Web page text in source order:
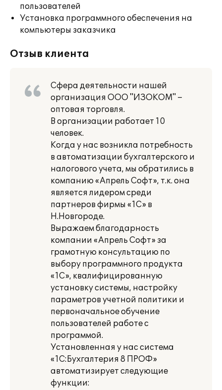
пользователей
Установка программного обеспечения на
компьютеры заказчика
Отзыв клиента
Сфера деятельности нашей
организация ООО "ИЗОКОМ" –
оптовая торговля.
В организации работает 10
человек.
Когда у нас возникла потребность
в автоматизации бухгалтерского и
налогового учета, мы обратились в
компанию «Апрель Софт», т.к. она
является лидером среди
партнеров фирмы «1С» в
Н.Новгороде.
Выражаем благодарность
компании «Апрель Софт» за
грамотную консультацию по
выбору программного продукта
«1С», квалифицированную
установку системы, настройку
параметров учетной политики и
первоначальное обучение
пользователей работе с
программой.
Установленная у нас система
«1С:Бухгалтерия 8 ПРОФ»
автоматизирует следующие
функции: